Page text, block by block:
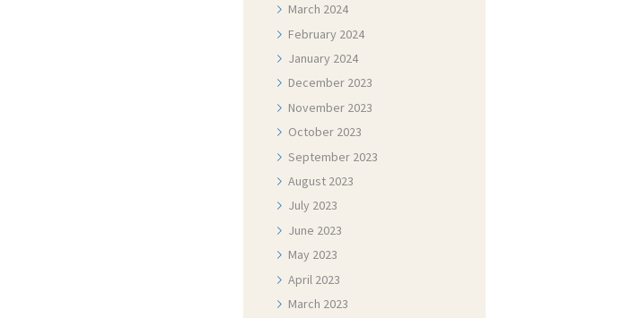
March 2024
February 2024
January 2024
December 2023
November 2023
October 2023
September 2023
August 2023
July 2023
June 2023
May 2023
April 2023
March 2023